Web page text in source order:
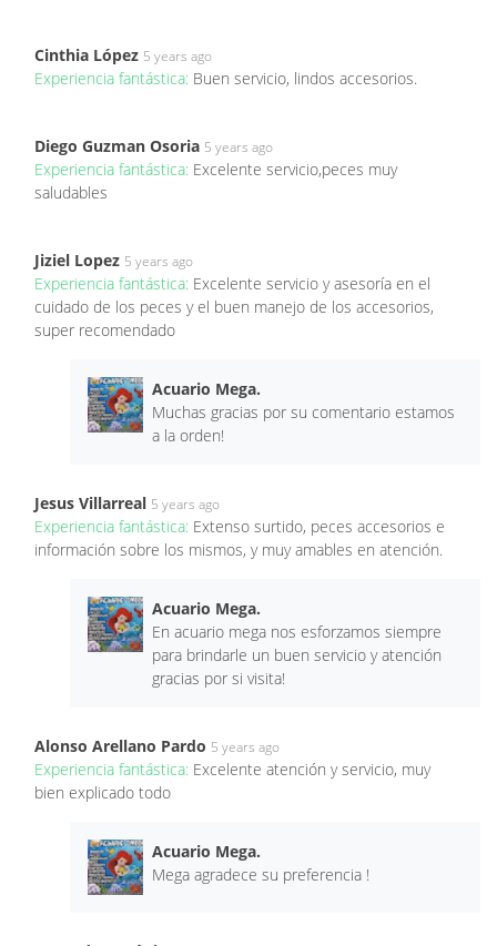
Cinthia López 5 years ago
Experiencia fantástica: Buen servicio, lindos accesorios.
Diego Guzman Osoria 5 years ago
Experiencia fantástica: Excelente servicio,peces muy
saludables
Jiziel Lopez 5 years ago
Experiencia fantástica: Excelente servicio y asesoría en el
cuidado de los peces y el buen manejo de los accesorios,
super recomendado
Acuario Mega.
Muchas gracias por su comentario estamos
a la orden!
Jesus Villarreal 5 years ago
Experiencia fantástica: Extenso surtido, peces accesorios e
información sobre los mismos, y muy amables en atención.
Acuario Mega.
En acuario mega nos esforzamos siempre
para brindarle un buen servicio y atención
gracias por si visita!
Alonso Arellano Pardo 5 years ago
Experiencia fantástica: Excelente atención y servicio, muy
bien explicado todo
Acuario Mega.
Mega agradece su preferencia !